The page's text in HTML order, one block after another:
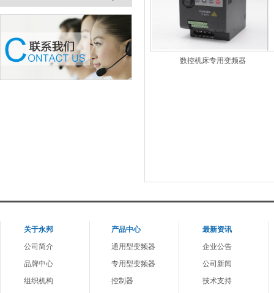
数控机床专用变频器
关于永邦
公司简介
品牌中心
组织机构
产品中心
通用型变频器
专用型变频器
控制器
最新资讯
企业公告
公司新闻
技术支持